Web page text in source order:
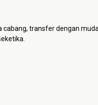
cabang, transfer dengan